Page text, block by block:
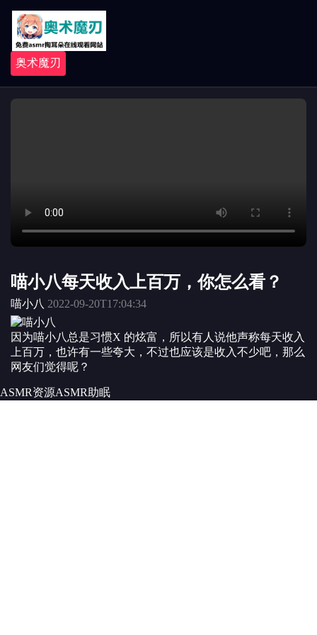
奥术魔刃
喵小八每天收入上百万，你怎么看？
喵小八 2022-09-20T17:04:34
因为喵小八总是习惯X 的炫富，所以有人说他声称每天收入
上百万，也许有一些夸大，不过也应该是收入不少吧，那么
网友们觉得呢？
ASMR资源ASMR助眠